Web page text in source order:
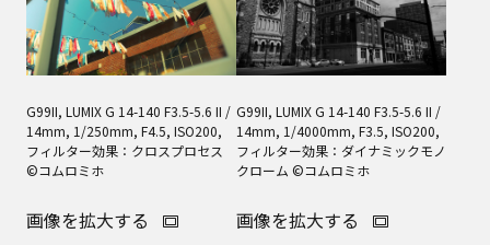
G99II, LUMIX G 14-140 F3.5-5.6 II /
14mm, 1/250mm, F4.5, ISO200,
フィルター効果：クロスプロセス
©コムロミホ
画像を拡大する
G99II, LUMIX G 14-140 F3.5-5.6 II /
14mm, 1/4000mm, F3.5, ISO200,
フィルター効果：ダイナミックモノ
クローム ©コムロミホ
画像を拡大する